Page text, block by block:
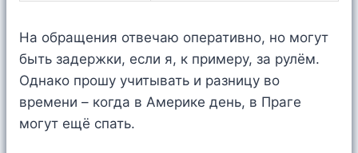
На обращения отвечаю оперативно, но могут
быть задержки, если я, к примеру, за рулём.
Однако прошу учитывать и разницу во
времени – когда в Америке день, в Праге
могут ещё спать.